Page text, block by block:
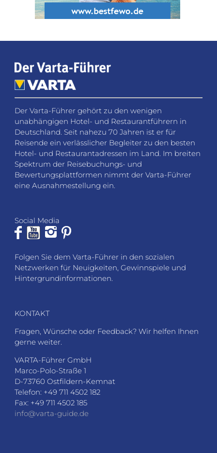
Der Varta-Führer gehört zu den wenigen
unabhängigen Hotel- und Restaurantführern in
Deutschland. Seit nahezu 70 Jahren ist er für
Reisende ein verlässlicher Begleiter zu den besten
Hotel- und Restaurantadressen im Land. Im breiten
Spektrum der Reisebuchungs- und
Bewertungsplattformen nimmt der Varta-Führer
eine Ausnahmestellung ein.
Social Media
Folgen Sie dem Varta-Führer in den sozialen
Netzwerken für Neuigkeiten, Gewinnspiele und
Hintergrundinformationen.
KONTAKT
Fragen, Wünsche oder Feedback? Wir helfen Ihnen
gerne weiter.
VARTA-Führer GmbH
Marco-Polo-Straße 1
D-73760 Ostfildern-Kemnat
Telefon: +49 711 4502 182
Fax: +49 711 4502 185
info@varta-guide.de